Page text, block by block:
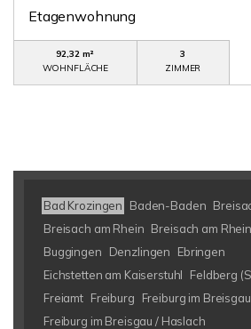
Etagenwohnung
92,32 m²
WOHNFLÄCHE
3
ZIMMER
Bad Krozingen Baden-Baden
Breisach am Rhein Breisach am
Buggingen
Denzlingen
Ebringen
Eichstetten am Kaiserstuhl
Feldberg
Freiamt Freiburg
Freiburg im Breisgau
Freiburg im Breisgau / Haslach